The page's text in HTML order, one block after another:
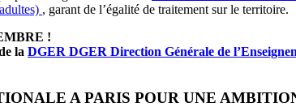
, garant de l’égalité de traitement sur le territoire.
!
la DGER DGER Direction Générale de
A PARIS POUR UNE